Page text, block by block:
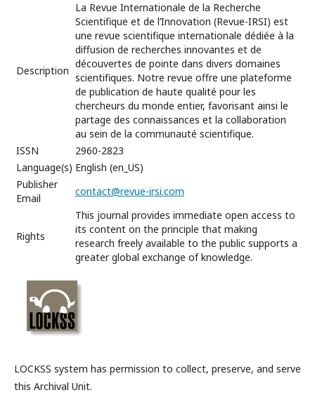
Description
La Revue Internationale de la Recherche
Scientifique et de l’Innovation (Revue-IRSI) est
une revue scientifique internationale dédiée à la
diffusion de recherches innovantes et de
découvertes de pointe dans divers domaines
scientifiques. Notre revue offre une plateforme
de publication de haute qualité pour les
chercheurs du monde entier, favorisant ainsi le
partage des connaissances et la collaboration
au sein de la communauté scientifique.
ISSN
2960-2823
Language(s) English (en_US)
Publisher
Email
contact@revue-irsi.com
Rights
This journal provides immediate open access to
its content on the principle that making
research freely available to the public supports a
greater global exchange of knowledge.
LOCKSS system has permission to collect, preserve, and serve
this Archival Unit.